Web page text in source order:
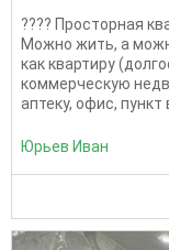
???? Просторная
Можно жить, а
как квартиру
коммерческую
аптеку, офис, пункт
Юрьев Иван